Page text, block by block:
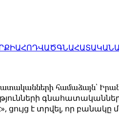
ՀՈԴՎԱԾԳՆԱՀԱՏԱԿԱՆ
համաձայն՝
է տրվել, որ